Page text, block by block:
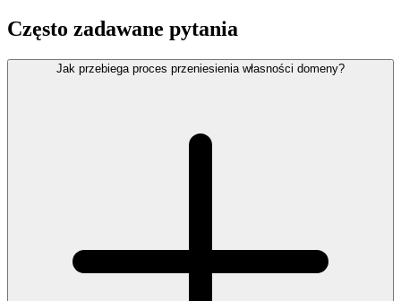
Często zadawane pytania
Jak przebiega proces przeniesienia własności domeny?